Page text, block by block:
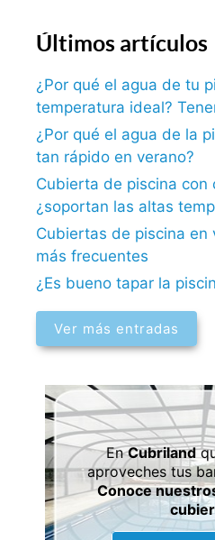
Últimos artículos
¿Por qué el agua de tu
temperatura ideal?
¿Por qué el agua de la
tan rápido en verano?
Cubierta de piscina con
¿soportan las altas
Cubiertas de piscina en
más frecuentes
¿Es bueno tapar la
Ver más entradas
EnCubriland
aproveches tus
Conoce